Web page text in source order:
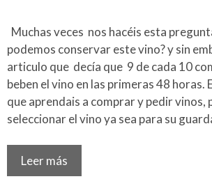
Muchas veces nos hacéis esta
podemos conservar este vino? y sin
articulo que decía que 9 de cada 10
beben el vino en las primeras 48
que aprendais a comprar y pedir vinos,
seleccionar el vino ya sea para su
Leer más